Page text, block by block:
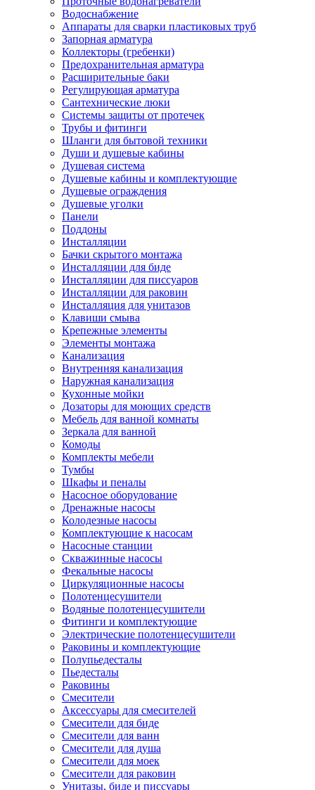
Водоснабжение
Аппараты для сварки пластиковых труб
Запорная арматура
Коллекторы (гребенки)
Предохранительная арматура
Расширительные баки
Регулирующая арматура
Сантехнические люки
Системы защиты от протечек
Трубы и фитинги
Шланги для бытовой техники
Души и душевые кабины
Душевая система
Душевые кабины и комплектующие
Душевые ограждения
Душевые уголки
Панели
Поддоны
Инсталляции
Бачки скрытого монтажа
Инсталляции для биде
Инсталляции для писсуаров
Инсталляции для раковин
Инсталляция для унитазов
Клавиши смыва
Крепежные элементы
Элементы монтажа
Канализация
Внутренняя канализация
Наружная канализация
Кухонные мойки
Дозаторы для моющих средств
Мебель для ванной комнаты
Зеркала для ванной
Комоды
Комплекты мебели
Тумбы
Шкафы и пеналы
Насосное оборудование
Дренажные насосы
Колодезные насосы
Комплектующие к насосам
Насосные станции
Скважинные насосы
Фекальные насосы
Циркуляционные насосы
Полотенцесушители
Водяные полотенцесушители
Фитинги и комплектующие
Электрические полотенцесушители
Раковины и комплектующие
Полупьедесталы
Пьедесталы
Раковины
Смесители
Аксессуары для смесителей
Смесители для биде
Смесители для ванн
Смесители для душа
Смесители для моек
Смесители для раковин
Унитазы, биде и писсуары